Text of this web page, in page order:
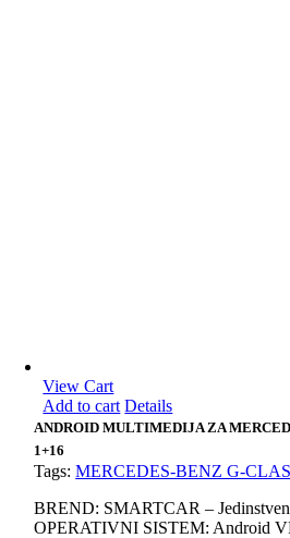
View Cart
Add to cart Details
ANDROID MULTIMEDIJA ZA
1+16
Tags:MERCEDES-BENZ G-
BREND: SMARTCAR –
OPERATIVNI SISTEM: Android